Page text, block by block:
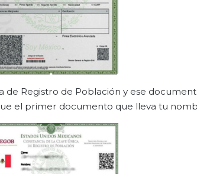
de Registro de Población y ese
el primer documento que lleva tu